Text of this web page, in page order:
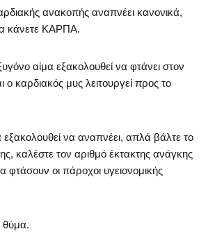
ανακοπής αναπνέει κανονικά,
κάνετε ΚΑΡΠΑ.
αίμα εξακολουθεί να φτάνει στον
ο καρδιακός μυς λειτουργεί προς το
να αναπνέει, απλά βάλτε το
καλέστε τον αριθμό έκτακτης ανάγκης
φτάσουν οι πάροχοι υγειονομικής
θύμα.